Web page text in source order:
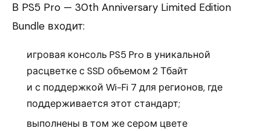
В PS5 Pro — 30th Anniversary Limited Edition
Bundle входит:
игровая консоль PS5 Pro в уникальной
расцветке с SSD объемом 2 Тбайт
и с поддержкой Wi-Fi 7 для регионов, где
поддерживается этот стандарт;
выполнены в том же сером цвете